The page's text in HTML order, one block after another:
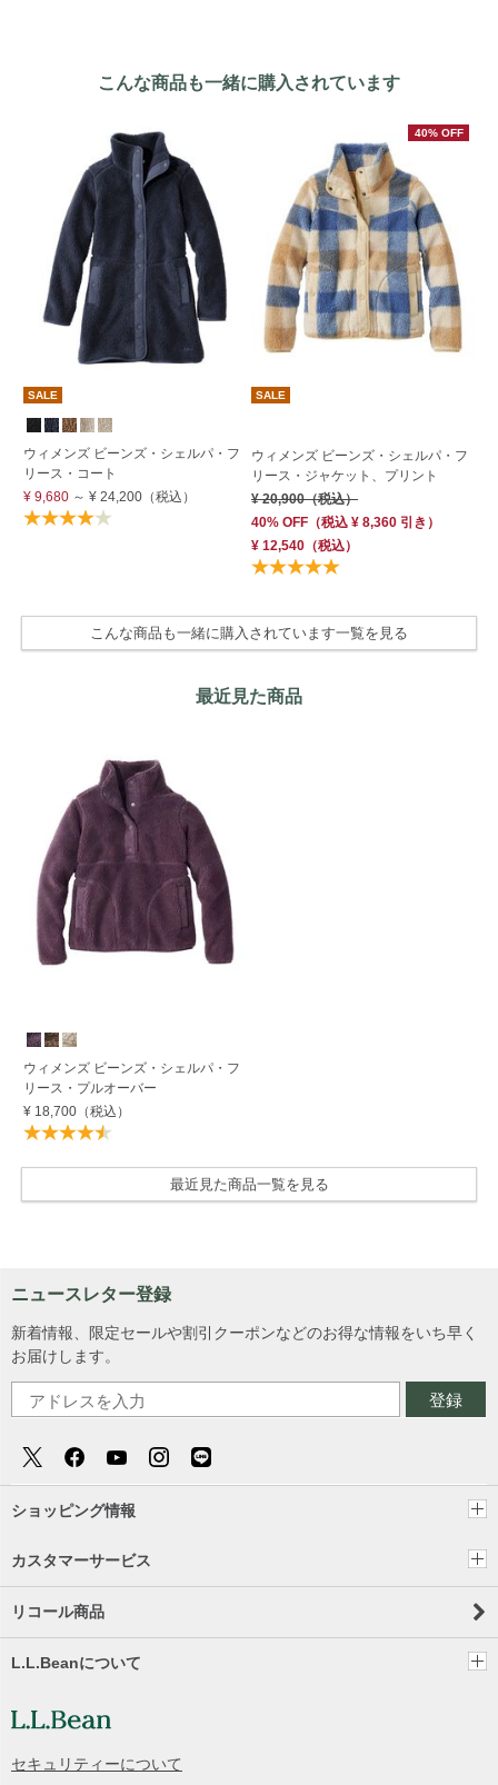
こんな商品も一緒に購入されています
SALE
ウィメンズ ビーンズ・シェルパ・フ
リース・コート
¥ 9,680～ ¥ 24,200（税込）
40% OFF
SALE
ウィメンズ ビーンズ・シェルパ・フ
リース・ジャケット、プリント
¥ 20,900（税込）
40% OFF （税込 ¥ 8,360 引き）
¥ 12,540 （税込）
こんな商品も一緒に購入されています一覧を見る
最近見た商品
ウィメンズ ビーンズ・シェルパ・フ
リース・プルオーバー
¥ 18,700（税込）
最近見た商品一覧を見る
ニュースレター登録
新着情報、限定セールや割引クーポンなどのお得な情報をいち早く
お届けします。
登録
ショッピング情報
カスタマーサービス
リコール商品
L.L.Beanについて
セキュリティーについて